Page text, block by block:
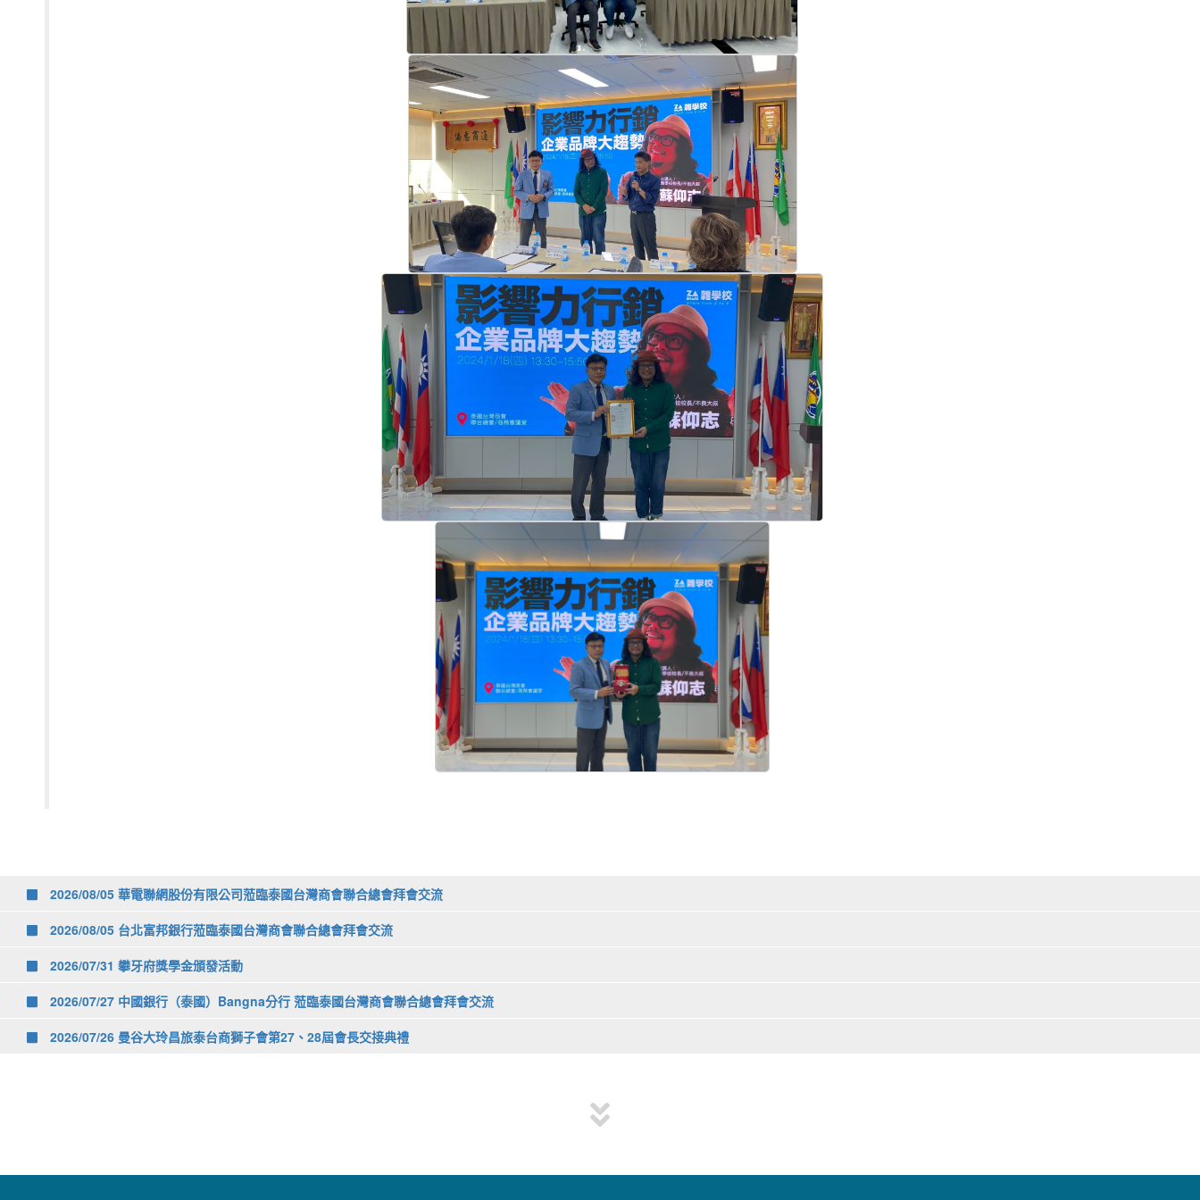
2026/08/05 華電聯網股份有限公司蒞臨泰國台灣商會聯合總會拜會交流
2026/08/05 台北富邦銀行蒞臨泰國台灣商會聯合總會拜會交流
2026/07/31 攀牙府獎學金頒發活動
2026/07/27 中國銀行（泰國）Bangna分行 蒞臨泰國台灣商會聯合總會拜會交流
2026/07/26 曼谷大玲昌旅泰台商獅子會第27、28屆會長交接典禮